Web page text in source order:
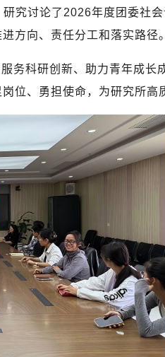
究讨论了 2026年度团委社
方向、责任分工和落实路径。
务科研创新、助力青年成长
位、勇担使命，为研究所高